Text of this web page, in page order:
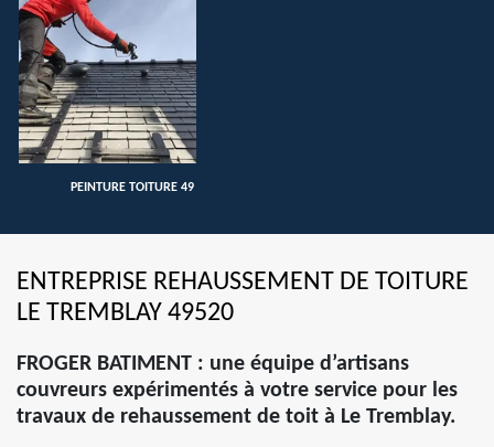
PEINTURE TOITURE 49
ENTREPRISE REHAUSSEMENT DE TOITURE
LE TREMBLAY 49520
FROGER BATIMENT : une équipe d’artisans
couvreurs expérimentés à votre service pour les
travaux de rehaussement de toit à Le Tremblay.